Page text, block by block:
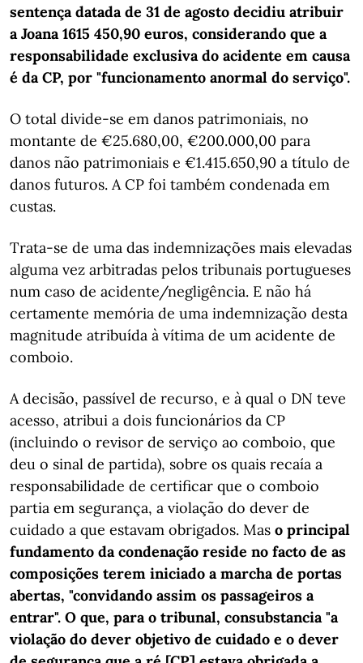
sentença datada de 31 de agosto decidiu atribuir
a Joana 1615 450,90 euros, considerando que a
responsabilidade exclusiva do acidente em causa
é da CP, por "funcionamento anormal do serviço".
O total divide-se em danos patrimoniais, no
montante de €25.680,00, €200.000,00 para
danos não patrimoniais e €1.415.650,90 a título de
danos futuros. A CP foi também condenada em
custas.
Trata-se de uma das indemnizações mais elevadas
alguma vez arbitradas pelos tribunais portugueses
num caso de acidente/negligência. E não há
certamente memória de uma indemnização desta
magnitude atribuída à vítima de um acidente de
comboio.
A decisão, passível de recurso, e à qual o DN teve
acesso, atribui a dois funcionários da CP
(incluindo o revisor de serviço ao comboio, que
deu o sinal de partida), sobre os quais recaía a
responsabilidade de certificar que o comboio
partia em segurança, a violação do dever de
cuidado a que estavam obrigados. Mas o principal
fundamento da condenação reside no facto de as
composições terem iniciado a marcha de portas
abertas, "convidando assim os passageiros a
entrar". O que, para o tribunal, consubstancia "a
violação do dever objetivo de cuidado e o dever